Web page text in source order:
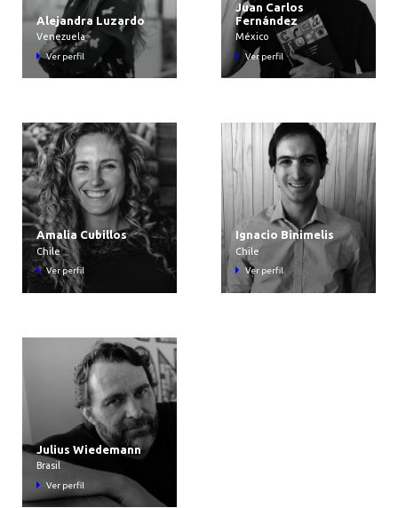
Alejandra Luzardo
Venezuela
Ver perfil
Juan Carlos
Fernández
México
Ver perfil
Amalia Cubillos
Chile
Ver perfil
Ignacio Binimelis
Chile
Ver perfil
Julius Wiedemann
Brasil
Ver perfil